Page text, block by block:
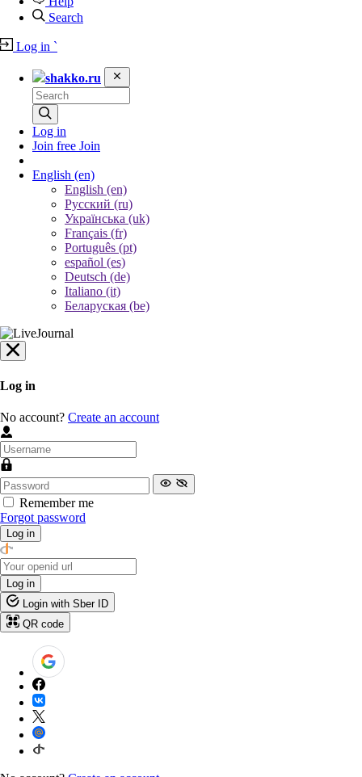
Search
Log in `
shakko.ru
Log in
Join free Join
English (en)
English (en)
Русский (ru)
Українська (uk)
Français (fr)
Português (pt)
español (es)
Deutsch (de)
Italiano (it)
Беларуская (be)
Log in
No account? Create an account
Remember me
Forgot password
Log in
Log in
Login with Sber ID
QR code